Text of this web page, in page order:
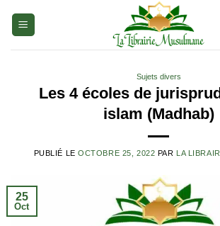
Sujets divers
Les 4 écoles de
islam (Madhab)
PUBLIÉ LEOCTOBRE 25, 2022 PAR LA
25
Oct